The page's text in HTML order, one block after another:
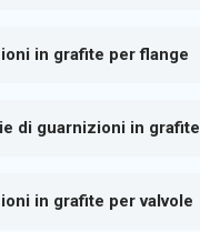
in grafite per flange
di guarnizioni in grafite
in grafite per valvole